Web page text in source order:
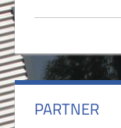
PARTNER